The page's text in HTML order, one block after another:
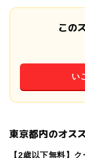
この
い
東京都内のオス
【2歳以下無料】